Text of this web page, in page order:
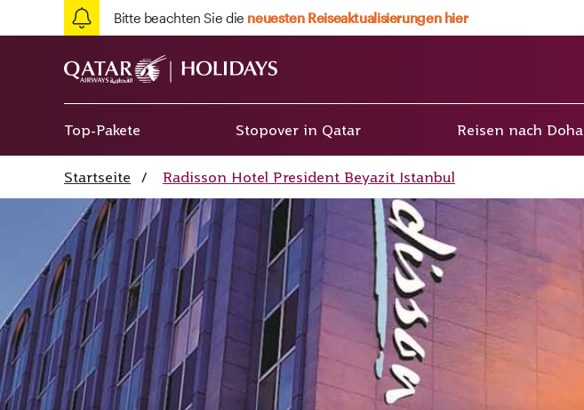
Bitte beachten Sie die neuesten Reiseaktualisierungen hier
Top-Pakete Stopover in Qatar Reisen nach Doha
Startseite / Radisson Hotel President Beyazit Istanbul